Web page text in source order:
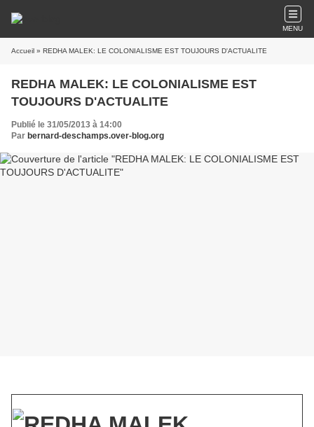
MENU
Accueil » REDHA MALEK: LE COLONIALISME EST TOUJOURS D'ACTUALITE
REDHA MALEK: LE COLONIALISME EST
TOUJOURS D'ACTUALITE
Publié le 31/05/2013 à 14:00
Par bernard-deschamps.over-blog.org